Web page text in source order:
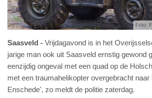
Foto:
Saasveld
Vrijdagavond is in het
jarige man ook uit Saasveld ernstig gewond
eenzijdig ongeval met een quad op de
met een traumahelikopter overgebracht
Enschede', zo meldt de politie zaterdag.